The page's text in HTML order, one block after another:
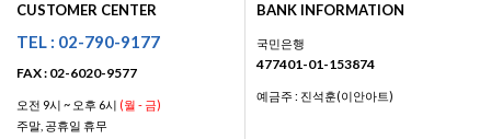
CUSTOMER CENTER
TEL : 02-790-9177
FAX : 02-6020-9577
오전 9시 ~ 오후 6시 (월 - 금)
주말, 공휴일 휴무
BANK INFORMATION
국민은행
477401-01-153874
예금주 : 진석훈(이안아트)